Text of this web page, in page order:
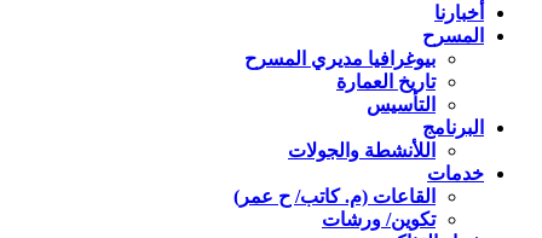
أخبارنا
المسرح
بيوغرافيا مديري المسرح
تاريخ العمارة
التأسيس
البرنامج
اللأنشطة والجولات
خدمات
القاعات (م. كاتب/ ح عمر)
تكوين/ ورشات